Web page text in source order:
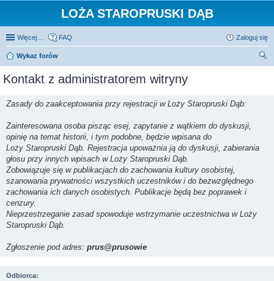
LOŻA STAROPRUSKI DĄB
Więcej… FAQ Zaloguj się
Wykaz forów
Kontakt z administratorem witryny
Zasady do zaakceptowania przy rejestracji w Loży Staropruski Dąb:
Zainteresowana osoba pisząc esej, zapytanie z wątkiem do dyskusji,
opinię na temat historii, i tym podobne, będzie wpisana do
Loży Staropruski Dąb. Rejestracja upoważnia ją do dyskusji, zabierania
głosu przy innych wpisach w Loży Staropruski Dąb.
Zobowiązuje się w publikacjach do zachowania kultury osobistej,
szanowania prywatności wszystkich uczestników i do bezwzględnego
zachowania ich danych osobistych. Publikacje będą bez poprawek i
cenzury.
Nieprzestrzeganie zasad spowoduje wstrzymanie uczestnictwa w Loży
Staropruski Dąb.
Zgłoszenie pod adres: prus@prusowie
Odbiorca: